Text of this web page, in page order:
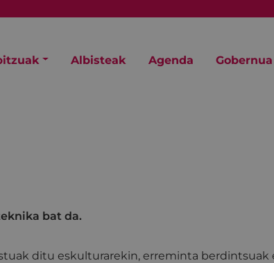
Albisteak Agenda
bat da.
ditu eskulturarekin, erreminta berdintsuak